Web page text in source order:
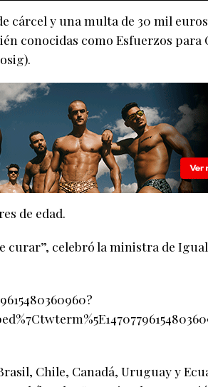
cárcel y una multa de 30 mil
conocidas como Esfuerzos
de edad.
curar”, celebró la ministra de
Chile, Canadá, Uruguay y